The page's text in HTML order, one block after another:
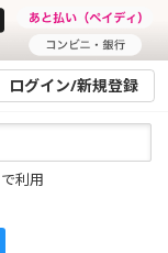
ログイン/新規登録
で利用